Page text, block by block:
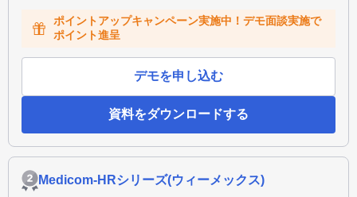
ポイントアップキャンペーン実施中！デモ面談実施で
ポイント進呈
デモを申し込む
資料をダウンロードする
Medicom-HRシリーズ(ウィーメックス)